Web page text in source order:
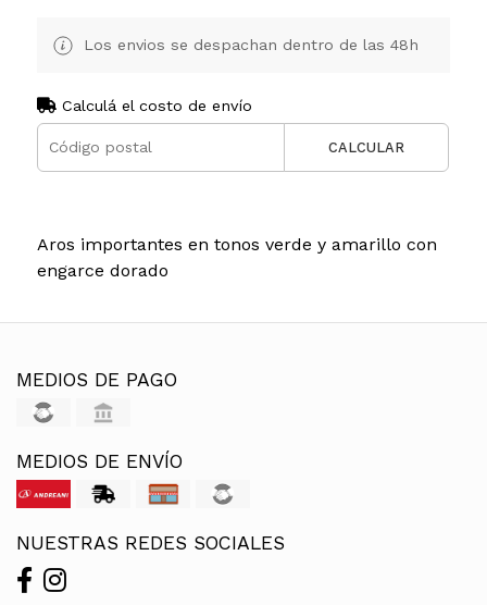
Los envios se despachan dentro de las 48h
Calculá el costo de envío
CALCULAR
Aros importantes en tonos verde y amarillo con
engarce dorado
MEDIOS DE PAGO
MEDIOS DE ENVÍO
NUESTRAS REDES SOCIALES